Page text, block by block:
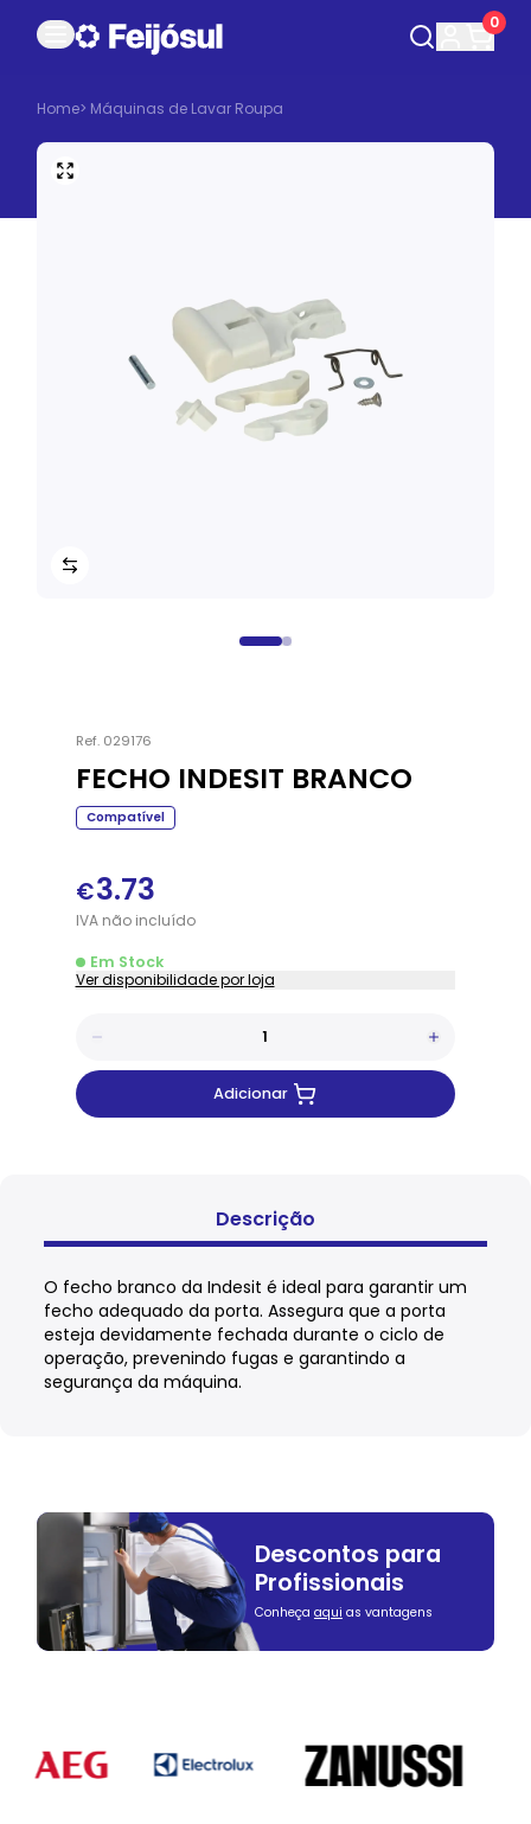
0
Home> Máquinas de Lavar Roupa
Ref. 029176
FECHO INDESIT BRANCO
Compatível
€3.73
IVAnãoincluído
Em Stock
Ver disponibilidade por loja
Adicionar
Descrição
O fecho branco da Indesit é ideal para garantir um
fecho adequado da porta. Assegura que a porta
esteja devidamente fechada durante o ciclo de
operação, prevenindo fugas e garantindo a
segurança da máquina.
Descontos para
Profissionais
Conheça aqui as vantagens